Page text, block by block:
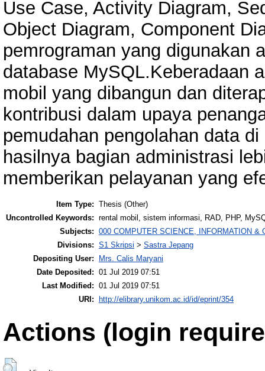
Use Case, Activity Diagram,
Object Diagram, Component
pemrograman yang digunakan
database MySQL.Keberadaan
mobil yang dibangun dan
kontribusi dalam upaya
pemudahan pengolahan data
hasilnya bagian administrasi
memberikan pelayanan yang
Item Type: Thesis (Other)
Uncontrolled Keywords: rental mobil, sistem informasi, RAD, PHP,
Subjects: 000 COMPUTER SCIENCE, INFORMATION &
Divisions: S1 Skripsi > Sastra Jepang
Depositing User:
Mrs. Calis Maryani
Date Deposited: 01 Jul 2019 07:51
Last Modified: 01 Jul 2019 07:51
URI:
http://elibrary.unikom.ac.id/id/eprint/354
Actions (login